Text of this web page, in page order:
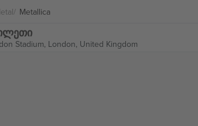
Metallica
Stadium, London, United Kingdom